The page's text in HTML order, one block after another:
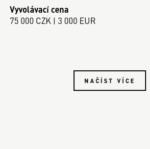
Vyvolávací cena
75 000 CZK | 3 000 EUR
NAČÍST VÍCE